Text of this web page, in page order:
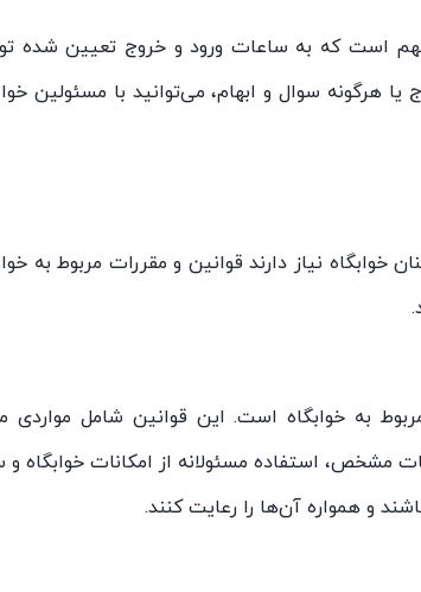
مهم است که به ساعات ورود و خروج تعیین شده
هرگونه سوال و ابهام، می‌توانید با مسئولین
نیاز دارند قوانین و مقررات مربوط به
به خوابگاه است. این قوانین شامل مواردی
استفاده مسئولانه از امکانات خوابگاه و
و همواره آن‌ها را رعایت کنند.